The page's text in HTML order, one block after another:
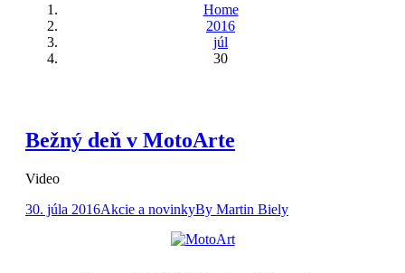
Home
2016
júl
30
Bežný deň v MotoArte
Video
30. júla 2016Akcie a novinkyBy Martin Biely